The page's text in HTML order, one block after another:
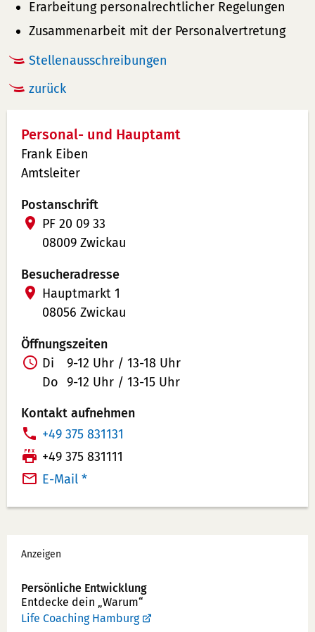
Erarbeitung personalrechtlicher Regelungen
Zusammenarbeit mit der Personalvertretung
Stellenausschreibungen
zurück
Personal- und Hauptamt
Frank Eiben
Amtsleiter
Postanschrift
PF 20 09 33
08009 Zwickau
Besucheradresse
Hauptmarkt 1
08056 Zwickau
Öffnungszeiten
Di
9-12 Uhr / 13-18 Uhr
Do 9-12 Uhr / 13-15 Uhr
Kontakt aufnehmen
T
e
l
f
n
u
m
m
+49 375 831131
F
a
+49 375 831111
E-Mail *
Werbung
Anzeigen
Persönliche Entwicklung
Entdecke dein „Warum“
Life Coaching Hamburg